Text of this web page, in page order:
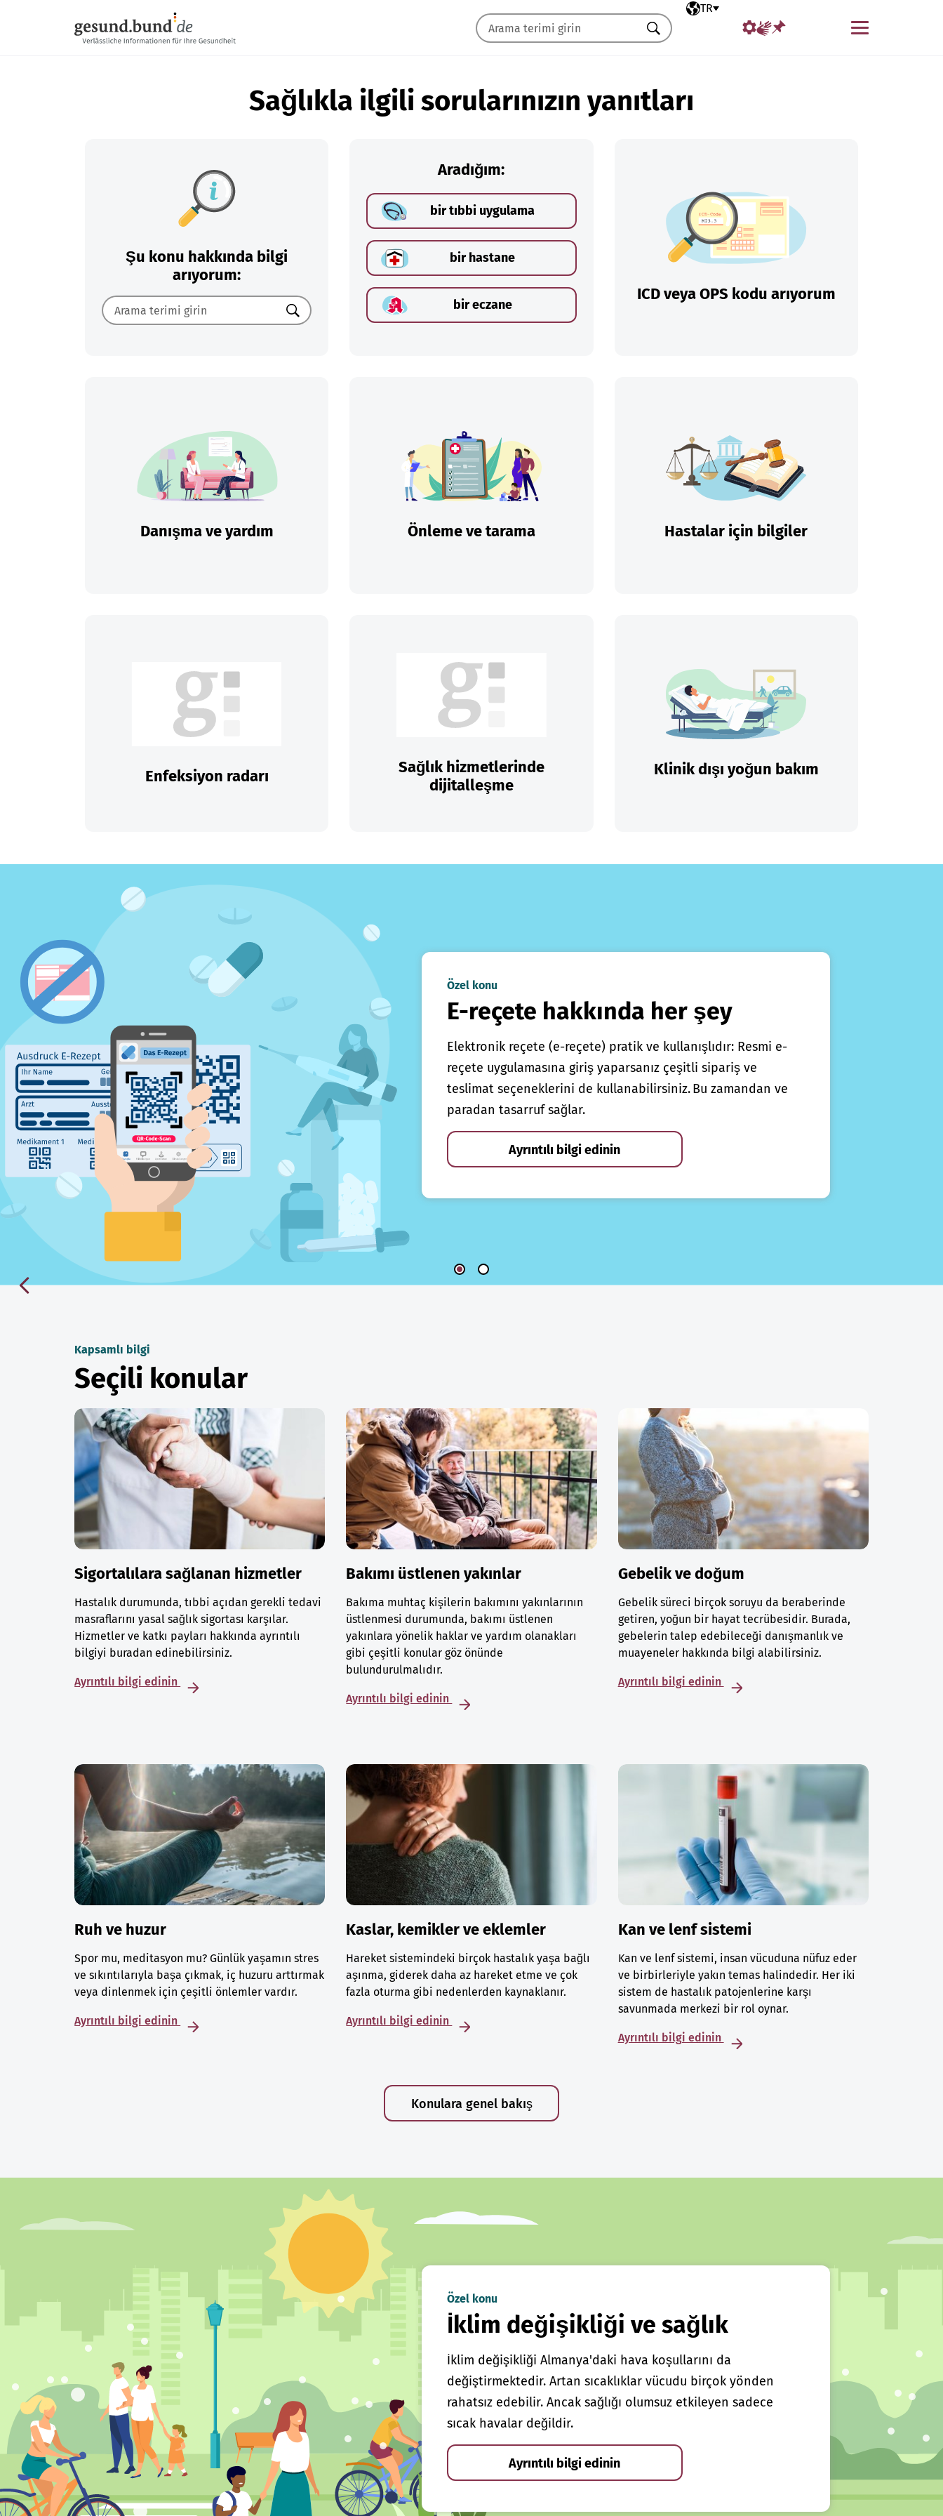
Seçili dil
TR
Menü
Ara
Sağlıkla ilgili sorularınızın yanıtları
Şu konu hakkında bilgi
arıyorum:
Ara
Aradığım:
bir tıbbi uygulama
bir hastane
bir eczane
ICD veya OPS kodu arıyorum
Danışma ve yardım Önleme ve tarama Hastalar için bilgiler
Enfeksiyon radarı
Sağlık hizmetlerinde
dijitalleşme
Klinik dışı yoğun bakım
Özel konu
E-reçete hakkında her şey
Elektronik reçete (e-reçete) pratik ve kullanışlıdır: Resmi e-
reçete uygulamasına giriş yaparsanız çeşitli sipariş ve
teslimat seçeneklerini de kullanabilirsiniz. Bu zamandan ve
paradan tasarruf sağlar.
Ayrıntılı bilgi edinin
Kapsamlı bilgi
Seçili konular
Sigortalılara sağlanan hizmetler
Hastalık durumunda, tıbbi açıdan gerekli tedavi
masraflarını yasal sağlık sigortası karşılar.
Hizmetler ve katkı payları hakkında ayrıntılı
bilgiyi buradan edinebilirsiniz.
Ayrıntılı bilgi edinin
Bakımı üstlenen yakınlar
Bakıma muhtaç kişilerin bakımını yakınlarının
üstlenmesi durumunda, bakımı üstlenen
yakınlara yönelik haklar ve yardım olanakları
gibi çeşitli konular göz önünde
bulundurulmalıdır.
Ayrıntılı bilgi edinin
Gebelik ve doğum
Gebelik süreci birçok soruyu da beraberinde
getiren, yoğun bir hayat tecrübesidir. Burada,
gebelerin talep edebileceği danışmanlık ve
muayeneler hakkında bilgi alabilirsiniz.
Ayrıntılı bilgi edinin
Ruh ve huzur
Spor mu, meditasyon mu? Günlük yaşamın stres
ve sıkıntılarıyla başa çıkmak, iç huzuru arttırmak
veya dinlenmek için çeşitli önlemler vardır.
Ayrıntılı bilgi edinin
Kaslar, kemikler ve eklemler
Hareket sistemindeki birçok hastalık yaşa bağlı
aşınma, giderek daha az hareket etme ve çok
fazla oturma gibi nedenlerden kaynaklanır.
Ayrıntılı bilgi edinin
Kan ve lenf sistemi
Kan ve lenf sistemi, insan vücuduna nüfuz eder
ve birbirleriyle yakın temas halindedir. Her iki
sistem de hastalık patojenlerine karşı
savunmada merkezi bir rol oynar.
Ayrıntılı bilgi edinin
Konulara genel bakış
Özel konu
İklim değişikliği ve sağlık
İklim değişikliği Almanya'daki hava koşullarını da
değiştirmektedir. Artan sıcaklıklar vücudu birçok yönden
rahatsız edebilir. Ancak sağlığı olumsuz etkileyen sadece
sıcak havalar değildir.
Ayrıntılı bilgi edinin